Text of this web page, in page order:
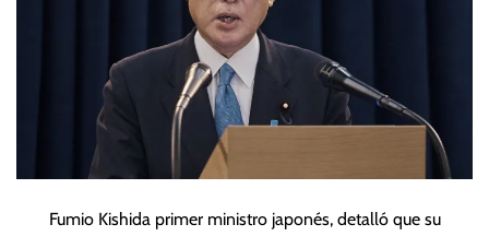
Fumio Kishida primer ministro japonés, detalló que su